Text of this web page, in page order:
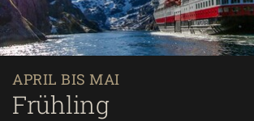
APRIL BIS MAI
Frühling